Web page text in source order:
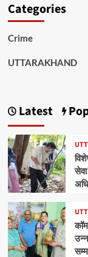
Categories
Crime
UTTARAKHAND
Latest